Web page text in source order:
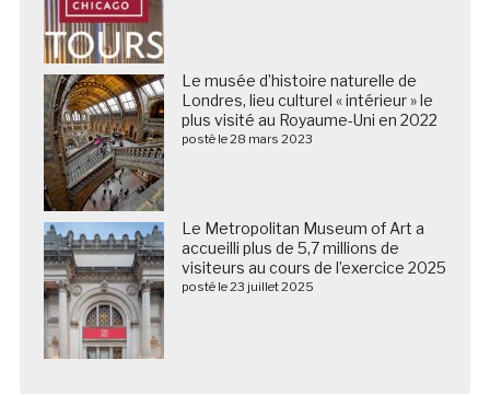
Le musée d’histoire naturelle de
Londres, lieu culturel « intérieur » le
plus visité au Royaume-Uni en 2022
posté le 28 mars 2023
Le Metropolitan Museum of Art a
accueilli plus de 5,7 millions de
visiteurs au cours de l’exercice 2025
posté le 23 juillet 2025